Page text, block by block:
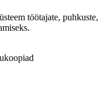
töötajate, puhkuste,